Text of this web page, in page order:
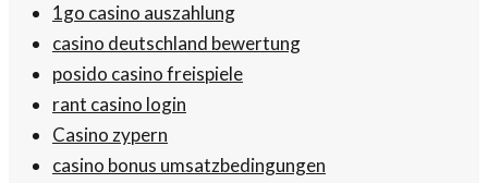
1go casino auszahlung
casino deutschland bewertung
posido casino freispiele
rant casino login
Casino zypern
casino bonus umsatzbedingungen